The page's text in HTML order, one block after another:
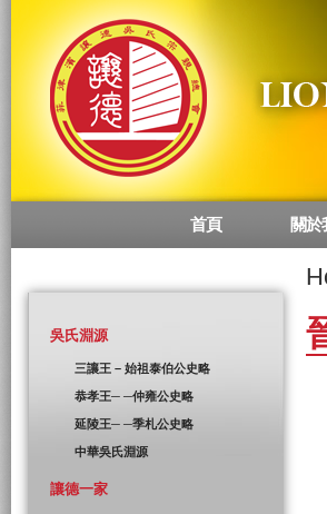
首頁 關於
吳氏淵源
三讓王 – 始祖泰伯公史略
恭孝王─ ─仲雍公史略
延陵王─ ─季札公史略
中華吳氏淵源
讓德一家